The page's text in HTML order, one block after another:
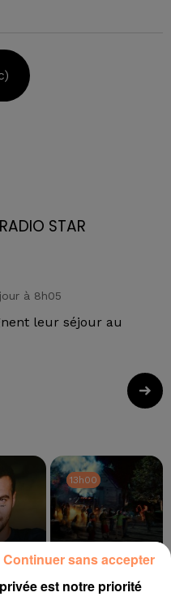
STAR
à 8h05
leur séjour au
13h00
13h00
TAME IMPALA, JENNIE
Dracula
est notre priorité
Continuer sans accepter